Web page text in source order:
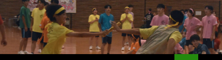
コ
ン
テ
ン
ツ